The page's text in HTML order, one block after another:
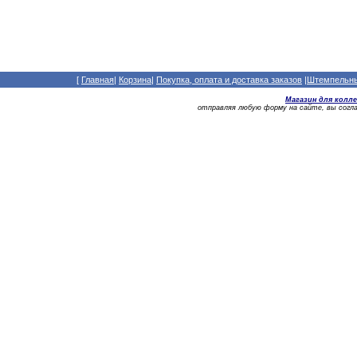
[ Главная| Корзина| Покупка, оплата и доставка заказов |
Магазин для
отправляя любую форму на сайте, вы